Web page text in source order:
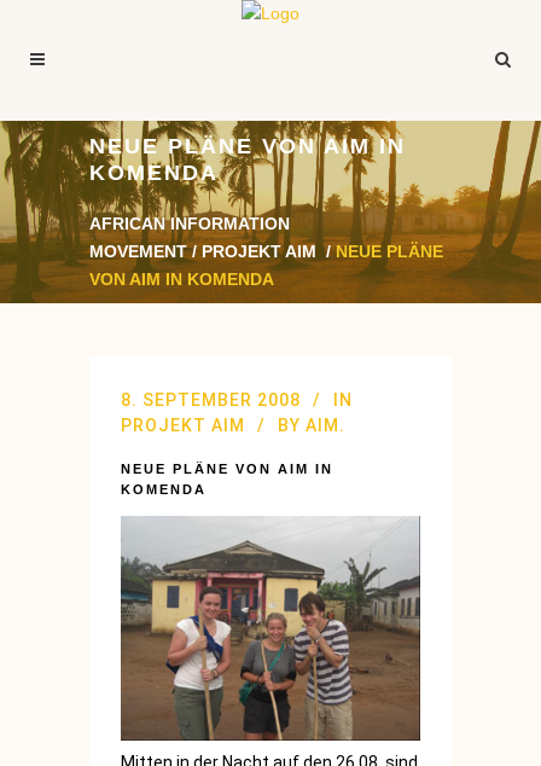
NEUE PLÄNE VON AIM IN
KOMENDA
AFRICAN INFORMATION
MOVEMENT/PROJEKT AIM /NEUE PLÄNE
VON AIM IN KOMENDA
8. SEPTEMBER 2008
IN
PROJEKT AIM
BY AIM.
NEUE PLÄNE VON AIM IN
KOMENDA